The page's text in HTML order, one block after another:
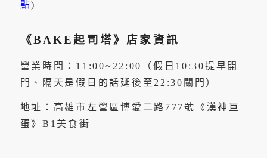
點)
《BAKE起司塔》店家資訊
營業時間：11:00~22:00（假日10:30提早開
門、隔天是假日的話延後至22:30關門）
地址：高雄市左營區博愛二路777號《漢神巨
蛋》B1美食街